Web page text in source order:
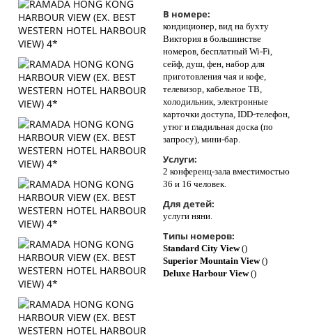
В номере:
кондиционер, вид на бухту
Виктория в большинстве
номеров, бесплатный Wi-Fi,
сейф, душ, фен, набор для
приготовления чая и кофе,
телевизор, кабельное ТВ,
холодильник, электронные
карточки доступа, IDD-телефон,
утюг и гладильная доска (по
запросу), мини-бар.
Услуги:
2 конференц-зала вместимостью
36 и 16 человек.
Для детей:
услуги няни.
Типы номеров:
Standard City View()
Superior Mountain View()
Deluxe Harbour View()